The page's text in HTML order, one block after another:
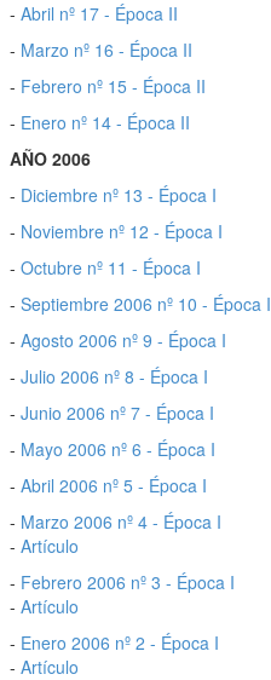
- Abril nº 17 - Época II
- Marzo nº 16 - Época II
- Febrero nº 15 - Época II
- Enero nº 14 - Época II
AÑO 2006
- Diciembre nº 13 - Época I
- Noviembre nº 12 - Época I
- Octubre nº 11 - Época I
- Septiembre 2006 nº 10 - Época I
- Agosto 2006 nº 9 - Época I
- Julio 2006 nº 8 - Época I
- Junio 2006 nº 7 - Época I
- Mayo 2006 nº 6 - Época I
- Abril 2006 nº 5 - Época I
- Marzo 2006 nº 4 - Época I
- Artículo
- Febrero 2006 nº 3 - Época I
- Artículo
- Enero 2006 nº 2 - Época I
- Artículo